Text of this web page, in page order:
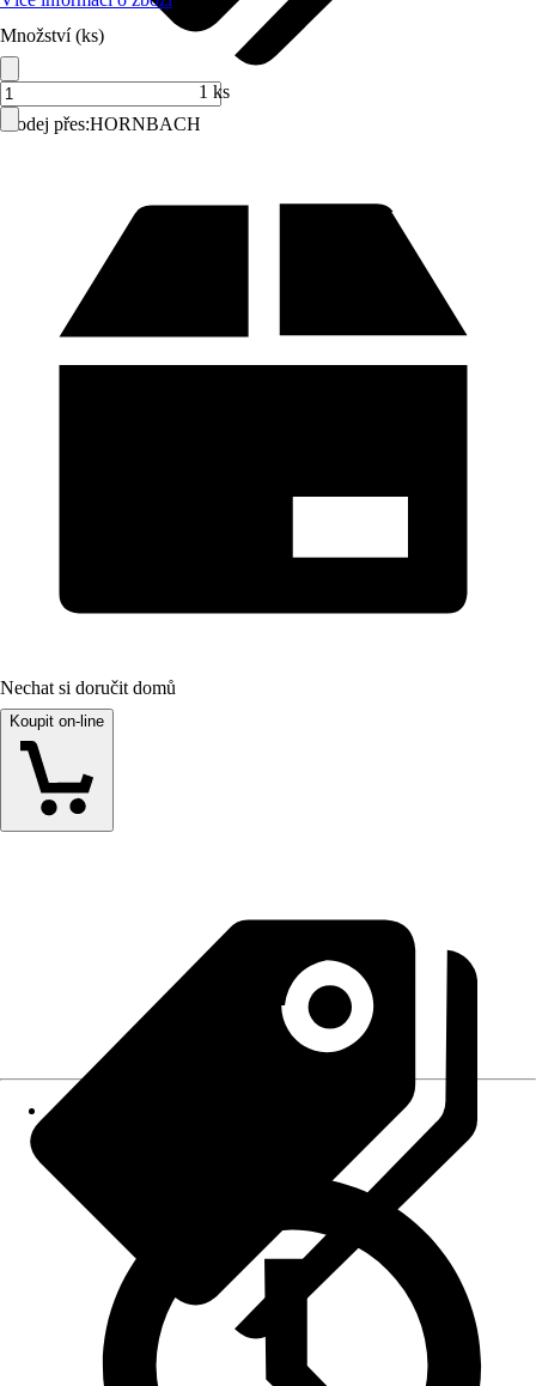
Prodej přes:HORNBACH
Množství (ks)
1 ks
Nechat si doručit domů
Koupit on-line